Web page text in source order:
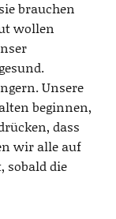
brauchen
wollen
Unsere
beginnen,
dass
wir alle auf
sobald die